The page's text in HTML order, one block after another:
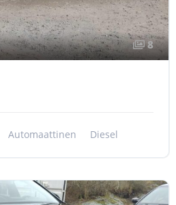
8
Automaattinen Diesel